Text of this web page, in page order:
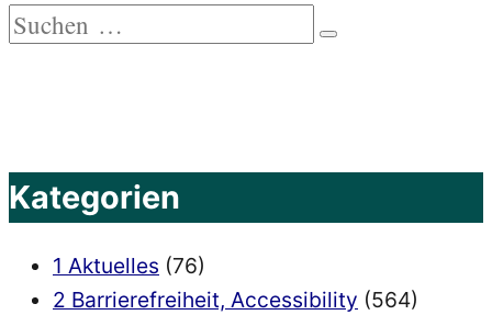
Suchen
Kategorien
1 Aktuelles (76)
2 Barrierefreiheit, Accessibility (564)